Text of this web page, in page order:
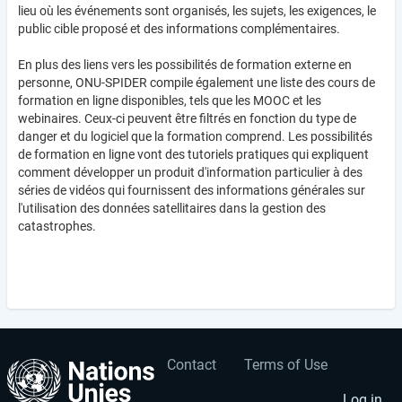
lieu où les événements sont organisés, les sujets, les exigences, le
public cible proposé et des informations complémentaires.
En plus des liens vers les possibilités de formation externe en
personne, ONU-SPIDER compile également une liste des cours de
formation en ligne disponibles, tels que les MOOC et les
webinaires. Ceux-ci peuvent être filtrés en fonction du type de
danger et du logiciel que la formation comprend. Les possibilités
de formation en ligne vont des tutoriels pratiques qui expliquent
comment développer un produit d'information particulier à des
séries de vidéos qui fournissent des informations générales sur
l'utilisation des données satellitaires dans la gestion des
catastrophes.
Footer
Contact Terms of Use
User